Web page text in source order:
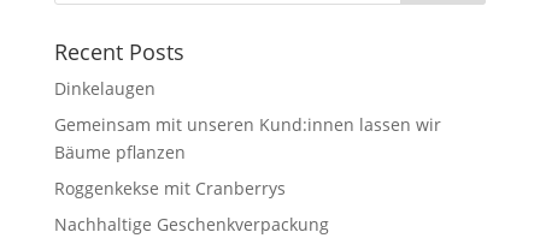
Recent Posts
Dinkelaugen
Gemeinsam mit unseren Kund:innen lassen wir
Bäume pflanzen
Roggenkekse mit Cranberrys
Nachhaltige Geschenkverpackung